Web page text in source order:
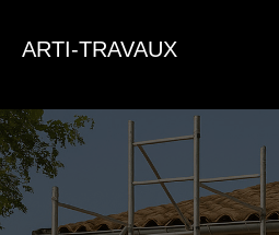
ARTI-TRAVAUX